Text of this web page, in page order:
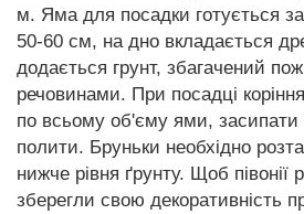
м. Яма для посадки готується
50-60 см, на дно вкладається
додається грунт, збагачений
речовинами. При посадці
по всьому об'єму ями, засипати
полити. Бруньки необхідно
нижче рівня ґрунту. Щоб півонії
зберегли свою декоративність